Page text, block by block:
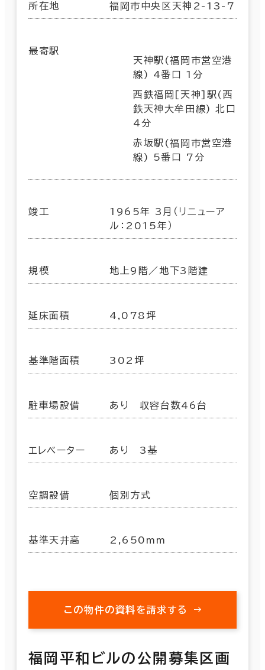
所在地 福岡市中央区天神2-13-7
最寄駅
天神駅(福岡市営空港
線) 4番口 1分
西鉄福岡[天神]駅(西
鉄天神大牟田線) 北口
4分
赤坂駅(福岡市営空港
線) 5番口 7分
竣工
1965年 3月（リニューア
ル：2015年）
規模 地上9階／地下3階建
延床面積 4,078坪
基準階面積 302坪
駐車場設備 あり 収容台数46台
エレベーター あり 3基
空調設備 個別方式
基準天井高 2,650mm
この物件の資料を請求する
福岡平和ビルの公開募集区画